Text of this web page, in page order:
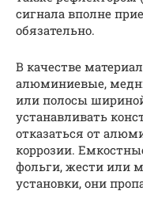
сигнала вполне
обязательно.
В качестве
алюминиевые,
или полосы
устанавливать
отказаться от
коррозии.
фольги, жести или
установки, они